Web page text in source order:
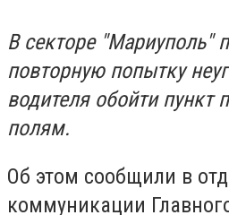
В секторе "Мариуполь"
повторную попытку
водителя обойти пункт
полям.
Об этом сообщили в
коммуникации